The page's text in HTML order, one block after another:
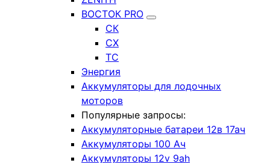
ВОСТОК PRO
СК
СХ
ТС
Энергия
Аккумуляторы для лодочных
моторов
Популярные запросы:
Аккумуляторные батареи 12в 17ач
Аккумуляторы 100 Ач
Аккумуляторы 12v 9ah